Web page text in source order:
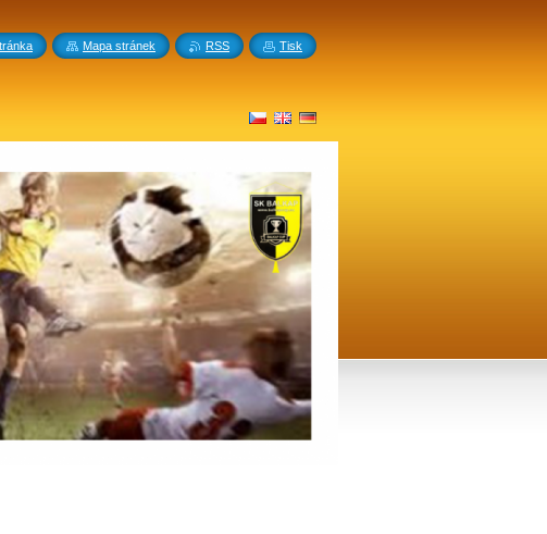
Mapa stránek RSS Tisk